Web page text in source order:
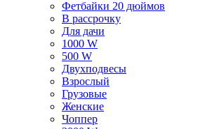
Фетбайки 20 дюймов
В рассрочку
Для дачи
1000 W
500 W
Двухподвесы
Взрослый
Грузовые
Женские
Чоппер